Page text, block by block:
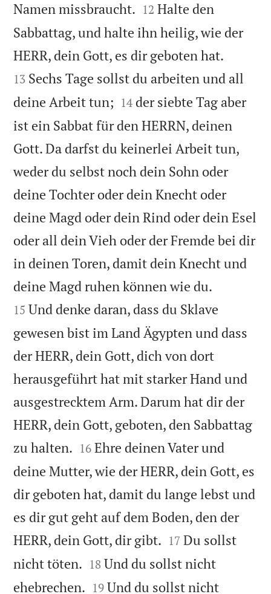
Namen missbraucht. 

12 Halte den
Sabbattag, und halte ihn heilig, wie der
HERR, dein Gott, es dir geboten hat.
13 Sechs Tage sollst du arbeiten und all
deine Arbeit tun; 

14 der siebte Tag aber
ist ein Sabbat für den HERRN, deinen
Gott. Da darfst du keinerlei Arbeit tun,
weder du selbst noch dein Sohn oder
deine Tochter oder dein Knecht oder
deine Magd oder dein Rind oder dein Esel
oder all dein Vieh oder der Fremde bei dir
in deinen Toren, damit dein Knecht und
deine Magd ruhen können wie du.
15 Und denke daran, dass du Sklave
gewesen bist im Land Ägypten und dass
der HERR, dein Gott, dich von dort
herausgeführt hat mit starker Hand und
ausgestrecktem Arm. Darum hat dir der
HERR, dein Gott, geboten, den Sabbattag
zu halten. 

16 Ehre deinen Vater und
deine Mutter, wie der HERR, dein Gott, es
dir geboten hat, damit du lange lebst und
es dir gut geht auf dem Boden, den der
HERR, dein Gott, dir gibt. 

17 Du sollst
nicht töten. 

18 Und du sollst nicht
ehebrechen. 

19 Und du sollst nicht